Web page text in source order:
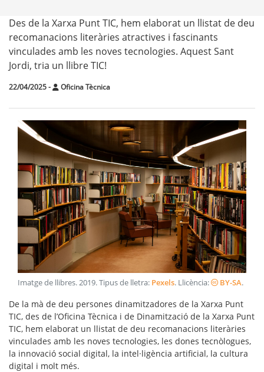
Des de la Xarxa Punt TIC, hem elaborat un llistat de deu
recomanacions literàries atractives i fascinants
vinculades amb les noves tecnologies. Aquest Sant
Jordi, tria un llibre TIC!
22/04/2025- Oficina Tècnica
Imatge de llibres.2019. Tipus de lletra: Pexels. Llicència: BY-SA.
De la mà de deu persones dinamitzadores de la Xarxa Punt
TIC, des de l’Oficina Tècnica i de Dinamització de la Xarxa Punt
TIC, hem elaborat un llistat de deu recomanacions literàries
vinculades amb les noves tecnologies, les dones tecnòlogues,
la innovació social digital, la intel·ligència artificial, la cultura
digital i molt més.